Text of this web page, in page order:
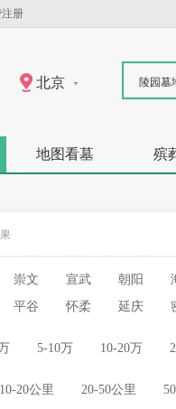
册
北京 陵园墓
地图看墓 殡
崇文 宣武 朝阳
平谷 怀柔 延庆
5-10万 10-20万
10-20公里 20-50公里